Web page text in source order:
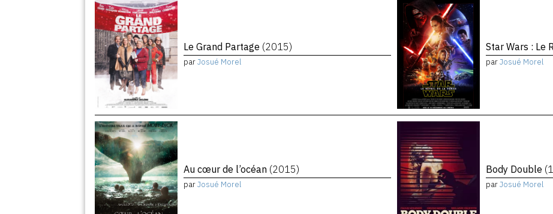
Le Grand Partage (2015)
parJosué Morel
Star Wars : Le
parJosué Morel
Au cœur de l’océan (2015)
parJosué Morel
Body Double
parJosué Morel